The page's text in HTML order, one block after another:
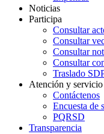
Noticias
Participa
Consultar
Consultar
Consultar
Consultar
Traslado
Atención y servicio
Contáctenos
Encuesta de
PQRSD
Transparencia